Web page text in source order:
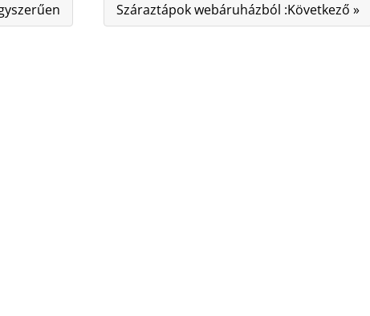
Száraztápok webáruházból :Következő »